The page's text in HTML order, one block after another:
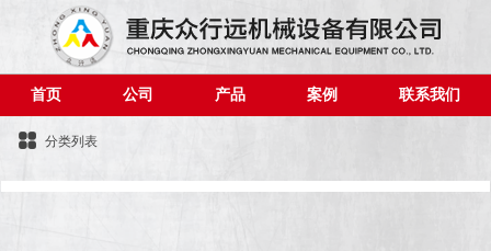
首页 公司 产品 案例 联系我们
分类列表